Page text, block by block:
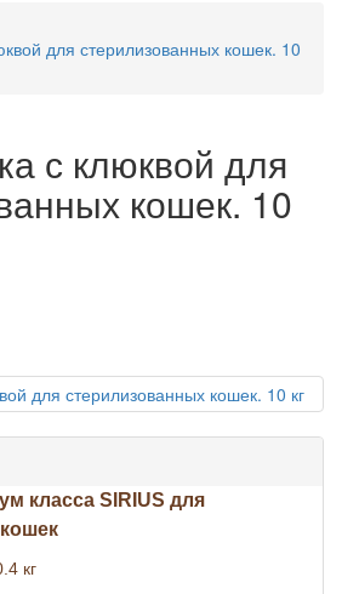
для стерилизованных кошек. 10
с клюквой для
кошек. 10
класса SIRIUS для
кг